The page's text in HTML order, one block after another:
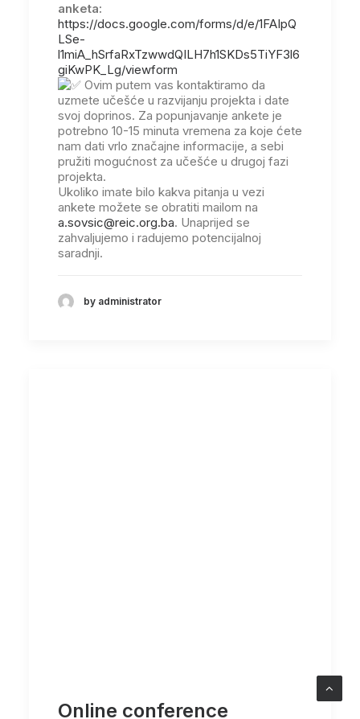
anketa:
https://docs.google.com/forms/d/e/1FAIpQ
LSe-
l1miA_hSrfaRxTzwwdQILH7h1SKDs5TiYF3l6
giKwPK_Lg/viewform
Ovim putem vas kontaktiramo da
uzmete učešće u razvijanju projekta i date
svoj doprinos. Za popunjavanje ankete je
potrebno 10-15 minuta vremena za koje ćete
nam dati vrlo značajne informacije, a sebi
pružiti mogućnost za učešće u drugoj fazi
projekta.
Ukoliko imate bilo kakva pitanja u vezi
ankete možete se obratiti mailom na
a.sovsic@reic.org.ba. Unaprijed se
zahvaljujemo i radujemo potencijalnoj
saradnji.
by administrator
Online conference